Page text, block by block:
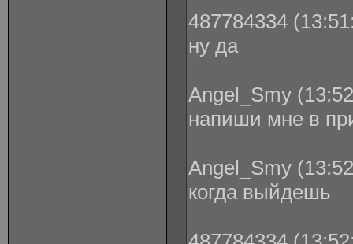
487784334
ну да
Angel_Smy
напиши мне в
Angel_Smy
когда выйдешь